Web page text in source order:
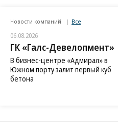
Новости компаний Все
06.08.2026
ГК «Галс-Девелопмент»
В бизнес-центре «Адмирал» в
Южном порту залит первый куб
бетона